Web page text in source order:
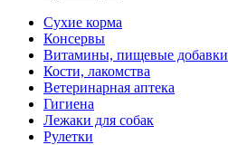
Сухие корма
Консервы
Витамины, пищевые добавки
Кости, лакомства
Ветеринарная аптека
Гигиена
Лежаки для собак
Рулетки